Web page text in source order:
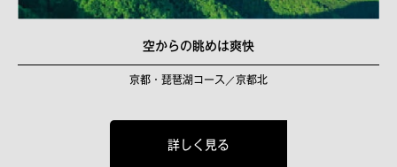
空からの眺めは爽快
京都・琵琶湖コース／京都北
詳しく見る